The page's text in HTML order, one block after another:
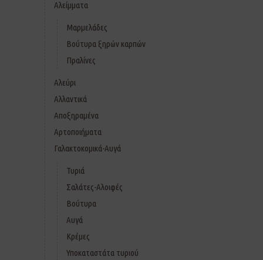
Αλείμματα
Μαρμελάδες
Βούτυρα ξηρών καρπών
Πραλίνες
Αλεύρι
Αλλαντικά
Αποξηραμένα
Αρτοποιήματα
Γαλακτοκομικά-Αυγά
Τυριά
Σαλάτες-Αλοιφές
Βούτυρα
Αυγά
Κρέμες
Υποκαταστάτα τυριού